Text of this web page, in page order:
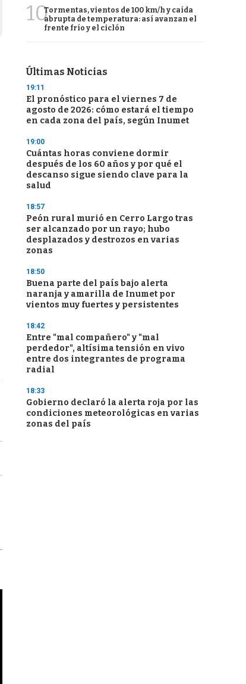
10Tormentas, vientos de 100 km/h y caída
abrupta de temperatura: así avanzan el
frente frío y el ciclón
Últimas Noticias
19:11
El pronóstico para el viernes 7 de
agosto de 2026: cómo estará el tiempo
en cada zona del país, según Inumet
19:00
Cuántas horas conviene dormir
después de los 60 años y por qué el
descanso sigue siendo clave para la
salud
18:57
Peón rural murió en Cerro Largo tras
ser alcanzado por un rayo; hubo
desplazados y destrozos en varias
zonas
18:50
Buena parte del país bajo alerta
naranja y amarilla de Inumet por
vientos muy fuertes y persistentes
18:42
Entre "mal compañero" y "mal
perdedor", altísima tensión en vivo
entre dos integrantes de programa
radial
18:33
Gobierno declaró la alerta roja por las
condiciones meteorológicas en varias
zonas del país